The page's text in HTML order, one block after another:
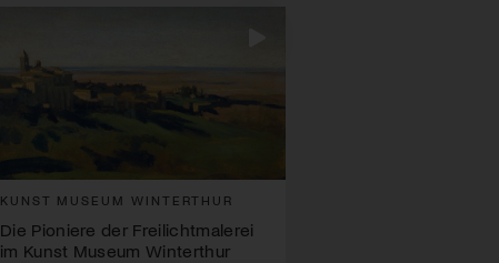
KUNST MUSEUM WINTERTHUR
Die Pioniere der Freilichtmalerei
im Kunst Museum Winterthur